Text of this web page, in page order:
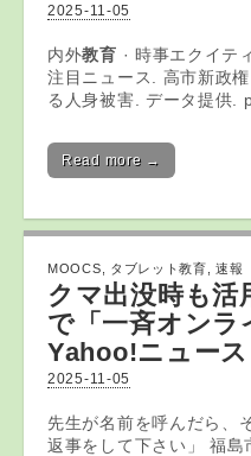
2025-11-05
内外教育 · 時事エクイテ
注目ニュース. 高市新政
る人身被害. データ提供.
Read more →
MOOCS タブレット教育 ,速報
クマ出没時も活
で「一斉オンラ
Yahoo!ニュース
2025-11-05
先生が名前を呼んだら、
返事をして下さい」 福島